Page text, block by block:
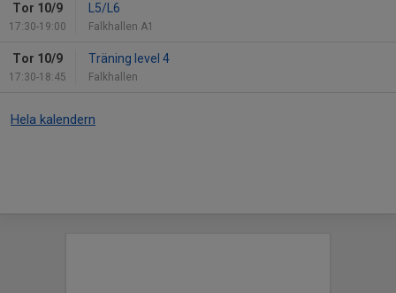
Tor 10/9
17:30-19:00
L5/L6
Falkhallen A1
Tor 10/9
17:30-18:45
Träning level 4
Falkhallen
Hela kalendern